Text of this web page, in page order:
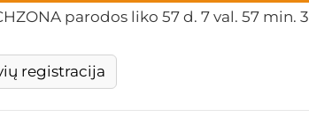
parodos liko 57 d. 7 val. 57 min. 3
registracija